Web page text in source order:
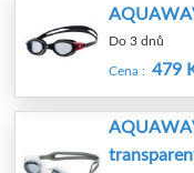
Do 3 dnů
Cena : 479